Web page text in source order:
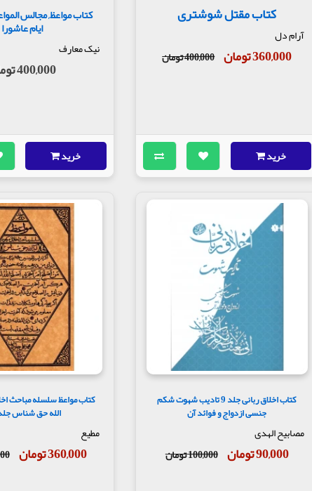
خدایا آقای دیگری ندارم! کجا بروم الا (این‌که) به درگاه حضرتت آیم؟»
کتاب مقتل شوشتری
آرام دل
360,000 تومان 400,000 تومان
خرید
کتاب مواعظ, مجالس
ایام عاشورا
نیک معارف
400,000 تومان
خرید
کتاب اخلاق ربانی جلد 9 تادیب شهوت شکم
جنسی ازدواج و فوائد آن
مصابیح الهدی
90,000 تومان 100,000 تومان
کتاب مواعظ سلسله مباحث
الله حق شناس
مطیع
360,000 تومان